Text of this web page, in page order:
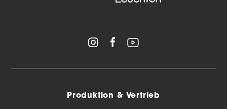
Produktion & Vertrieb